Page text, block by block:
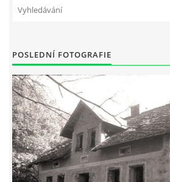
POSLEDNÍ FOTOGRAFIE